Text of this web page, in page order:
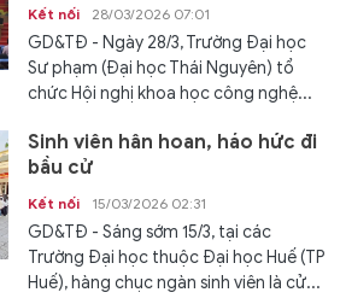
Kết nối 28/03/2026 07:01
GD&TĐ - Ngày 28/3, Trường Đại học
Sư phạm (Đại học Thái Nguyên) tổ
chức Hội nghị khoa học công nghệ...
Sinh viên hân hoan, háo hức đi
bầu cử
Kết nối 15/03/2026 02:31
GD&TĐ - Sáng sớm 15/3, tại các
Trường Đại học thuộc Đại học Huế (TP
Huế), hàng chục ngàn sinh viên là cử...